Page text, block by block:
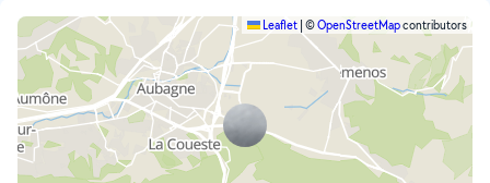
Leaflet ©OpenStreetMapcontributors